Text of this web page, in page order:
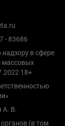
- 83686
в сфере
массовых
18+
А. В.
(в том